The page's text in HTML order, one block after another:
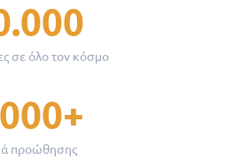
σε όλο τον κόσμο
προώθησης